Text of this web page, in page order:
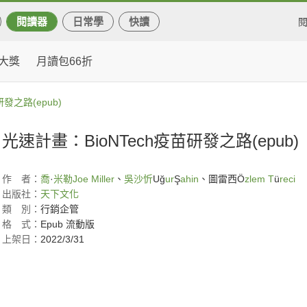
閱讀器 日常學 快讀
獎 月讀包66折
發之路(epub)
光速計畫：BioNTech疫苗研發之路(epub)
作 者： 喬·米勒Joe Miller 、 吳沙忻UğurŞahin 、圖雷西Özlem Türeci
出版社： 天下文化
類
別： 行銷企管
格
式： Epub 流動版
上架日： 2022/3/31